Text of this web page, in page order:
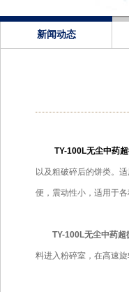
新闻动态
TY-100L无尘中药
以及粗破碎后的饼类。
便，震动性小，适用于各
TY-100L无尘中药超
料进入粉碎室，在高速